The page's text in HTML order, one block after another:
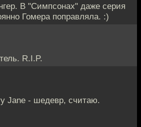
В "Симпсонах" даже серия
Гомера поправляла. :)
R.I.P.
Jane - шедевр, считаю.